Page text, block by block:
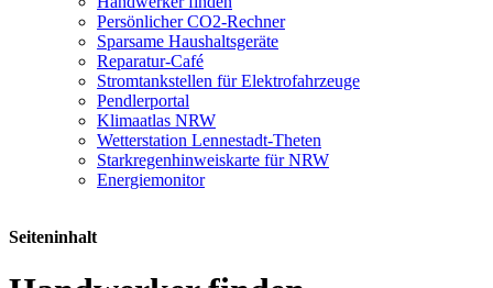
Persönlicher CO2-Rechner
Sparsame Haushaltsgeräte
Reparatur-Café
Stromtankstellen für Elektrofahrzeuge
Pendlerportal
Klimaatlas NRW
Wetterstation Lennestadt-Theten
Starkregenhinweiskarte für NRW
Energiemonitor
Seiteninhalt